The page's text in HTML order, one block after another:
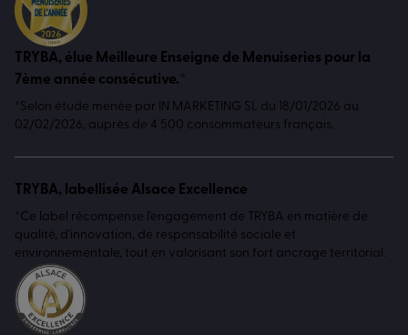
TRYBA, élue Meilleure Enseigne de Menuiseries pour la
7ème année consécutive.*
*Selon étude menée par IN MARKETING SL du 18/01/2026 au
02/02/2026, auprès de 4 500 consommateurs français.
TRYBA, labellisée Alsace Excellence
*Ce label récompense l'engagement de TRYBA en matière de
qualité, d'innovation, de responsabilité sociale et
environnementale, tout en valorisant son fort ancrage territorial.